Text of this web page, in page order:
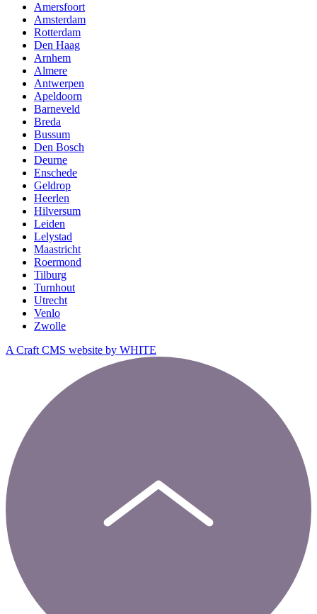
Amersfoort
Amsterdam
Rotterdam
Den Haag
Arnhem
Almere
Antwerpen
Apeldoorn
Barneveld
Breda
Bussum
Den Bosch
Deurne
Enschede
Geldrop
Heerlen
Hilversum
Leiden
Lelystad
Maastricht
Roermond
Tilburg
Turnhout
Utrecht
Venlo
Zwolle
A Craft CMS website by WHITE